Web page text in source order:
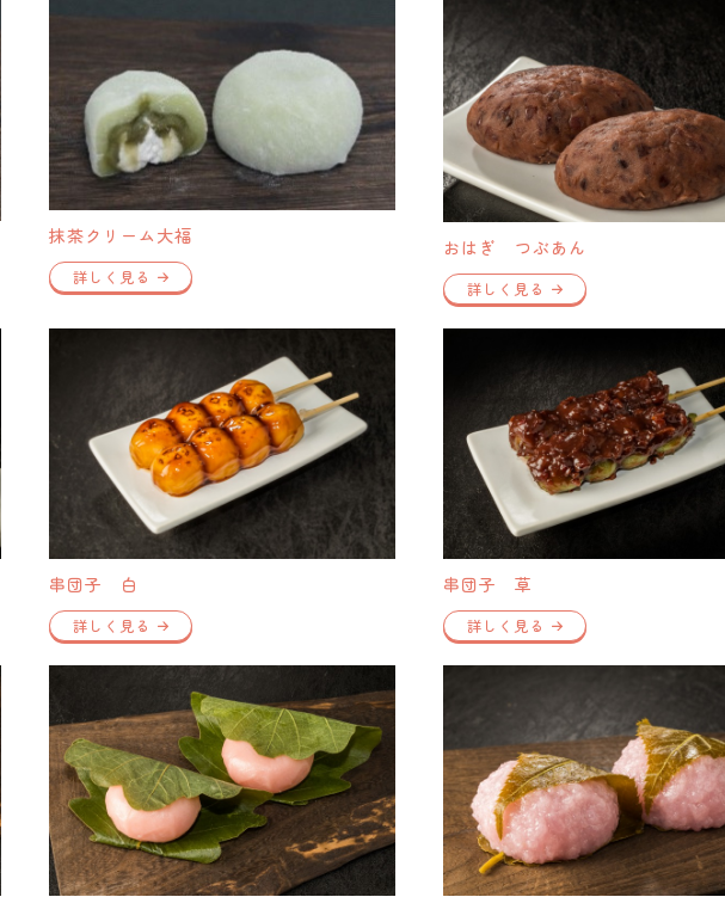
抹茶クリーム大福
詳しく見る
おはぎ つぶあん
詳しく見る
串団子 白
詳しく見る
串団子 草
詳しく見る